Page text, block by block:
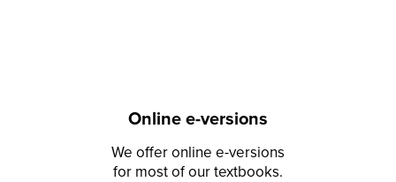
Online e-versions
We offer online e-versions
for most of our textbooks.